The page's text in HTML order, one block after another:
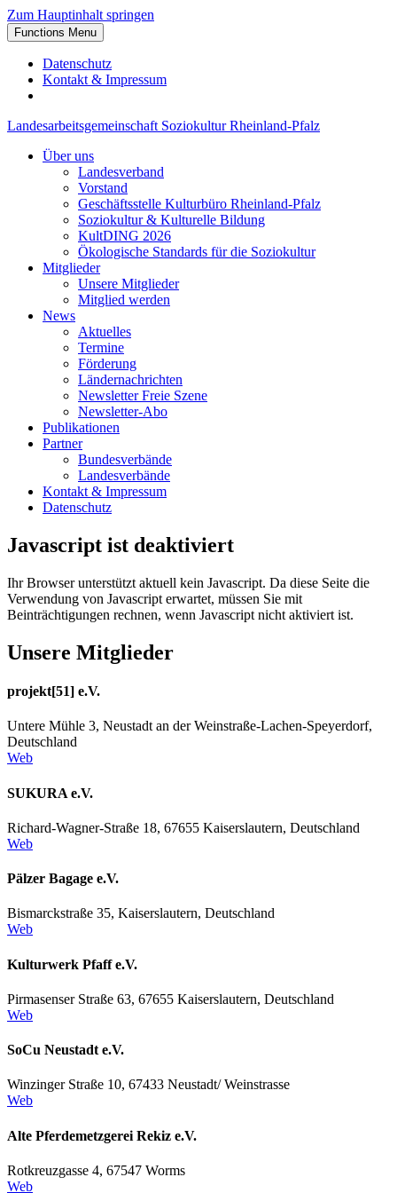
Zum Hauptinhalt springen
Functions Menu
Datenschutz
Kontakt & Impressum
Landesarbeitsgemeinschaft Soziokultur Rheinland-Pfalz
Über uns
Landesverband
Vorstand
Geschäftsstelle Kulturbüro Rheinland-Pfalz
Soziokultur & Kulturelle Bildung
KultDING 2026
Ökologische Standards für die Soziokultur
Mitglieder
Unsere Mitglieder
Mitglied werden
News
Aktuelles
Termine
Förderung
Ländernachrichten
Newsletter Freie Szene
Newsletter-Abo
Publikationen
Partner
Bundesverbände
Landesverbände
Kontakt & Impressum
Datenschutz
Javascript ist deaktiviert
Ihr Browser unterstützt aktuell kein Javascript. Da diese Seite die
Verwendung von Javascript erwartet, müssen Sie mit
Beinträchtigungen rechnen, wenn Javascript nicht aktiviert ist.
Unsere Mitglieder
projekt[51] e.V.
Untere Mühle 3, Neustadt an der Weinstraße-Lachen-Speyerdorf,
Deutschland
Web
SUKURA e.V.
Richard-Wagner-Straße 18, 67655 Kaiserslautern, Deutschland
Web
Pälzer Bagage e.V.
Bismarckstraße 35, Kaiserslautern, Deutschland
Web
Kulturwerk Pfaff e.V.
Pirmasenser Straße 63, 67655 Kaiserslautern, Deutschland
Web
SoCu Neustadt e.V.
Winzinger Straße 10, 67433 Neustadt/ Weinstrasse
Web
Alte Pferdemetzgerei Rekiz e.V.
Rotkreuzgasse 4, 67547 Worms
Web